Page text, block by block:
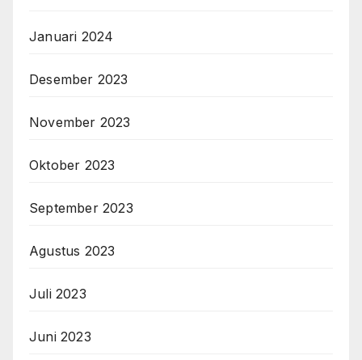
Januari 2024
Desember 2023
November 2023
Oktober 2023
September 2023
Agustus 2023
Juli 2023
Juni 2023